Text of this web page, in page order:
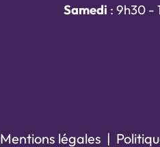
Samedi : 9h30 -
Mentions légales |